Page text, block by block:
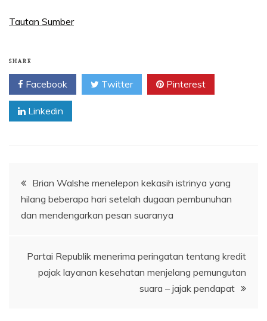
Tautan Sumber
SHARE
Facebook Twitter Pinterest
Linkedin
Navigasi
pos
Brian Walshe menelepon kekasih istrinya yang
hilang beberapa hari setelah dugaan pembunuhan
dan mendengarkan pesan suaranya
Partai Republik menerima peringatan tentang kredit
pajak layanan kesehatan menjelang pemungutan
suara – jajak pendapat